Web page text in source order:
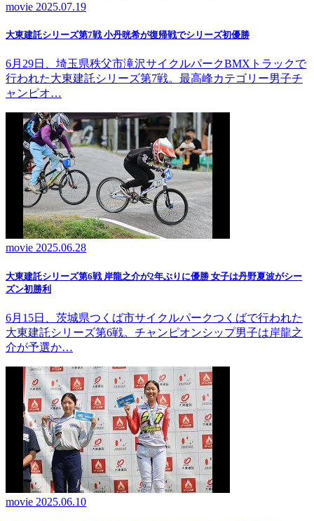
movie 2025.07.19
大東建託シリーズ第7戦 ⼩丹晄希が復帰戦でシリーズ初優勝
6月29日、埼玉県秩父市滝沢サイクルパークBMXトラックで
行われた大東建託シリーズ第7戦。最高峰カテゴリー男子チ
ャンピオ…
movie 2025.06.28
大東建託シリーズ第6戦 岸龍之介が2年ぶりに優勝 女子は丹野夏波がシー
ズン初勝利
6月15日、茨城県つくば市サイクルパークつくばで行われた
大東建託シリーズ第6戦。チャンピオンシップ男子は岸龍之
介が予選か…
movie 2025.06.10